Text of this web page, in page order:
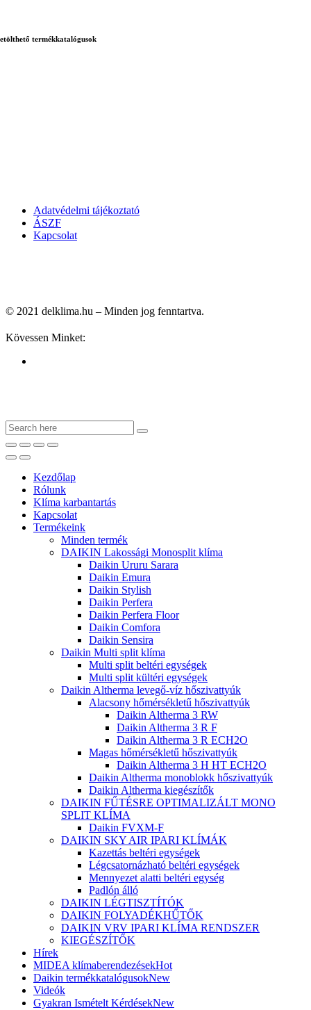
termékkatalógusok
Adatvédelmi tájékoztató
ÁSZF
Kapcsolat
© 2021 delklima.hu – Minden jog fenntartva.
Kövessen Minket:
Kezdőlap
Rólunk
Klíma karbantartás
Kapcsolat
Termékeink
Minden termék
DAIKIN Lakossági Monosplit klíma
Daikin Ururu Sarara
Daikin Emura
Daikin Stylish
Daikin Perfera
Daikin Perfera Floor
Daikin Comfora
Daikin Sensira
Daikin Multi split klíma
Multi split beltéri egységek
Multi split kültéri egységek
Daikin Altherma levegő-víz hőszivattyúk
Alacsony hőmérsékletű hőszivattyúk
Daikin Altherma 3 RW
Daikin Altherma 3 R F
Daikin Altherma 3 R ECH2O
Magas hőmérsékletű hőszivattyúk
Daikin Altherma 3 H HT ECH2O
Daikin Altherma monoblokk hőszivattyúk
Daikin Altherma kiegészítők
DAIKIN FŰTÉSRE OPTIMALIZÁLT MONO
SPLIT KLÍMA
Daikin FVXM-F
DAIKIN SKY AIR IPARI KLÍMÁK
Kazettás beltéri egységek
Légcsatornázható beltéri egységek
Mennyezet alatti beltéri egység
Padlón álló
DAIKIN LÉGTISZTÍTÓK
DAIKIN FOLYADÉKHŰTŐK
DAIKIN VRV IPARI KLÍMA RENDSZER
KIEGÉSZÍTŐK
Hírek
MIDEA klímaberendezésekHot
Daikin termékkatalógusokNew
Videók
Gyakran Ismételt KérdésekNew